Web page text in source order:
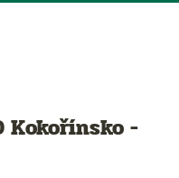
Kokořínsko -